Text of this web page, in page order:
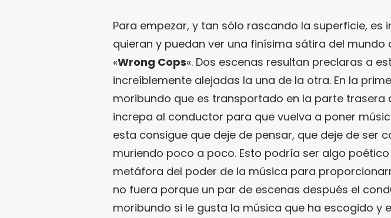
Para empezar, y tan sólo rascando la superficie, es
quieran y puedan ver una finísima sátira del mundo
«Wrong Cops«. Dos escenas resultan preclaras a
increíblemente alejadas la una de la otra. En la
moribundo que es transportado en la parte trasera
increpa al conductor para que vuelva a poner
esta consigue que deje de pensar, que deje de ser
muriendo poco a poco. Esto podría ser algo
metáfora del poder de la música para
no fuera porque un par de escenas después el
moribundo si le gusta la música que ha escogido y